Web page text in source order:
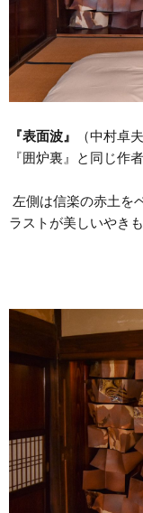
『表面波』
（中村卓
『囲炉裏』と同じ作
左側は信楽の赤土を
ラストが美しいやきも